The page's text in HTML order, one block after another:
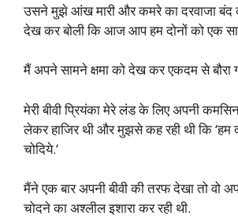
उसने मुझे आंख मारी और कमरे का दरवाजा
देख कर बोली कि आज आप हम दोनों को एक
मैं अपने सामने क्षमा को देख कर एकदम से बौरा
मेरी बीवी प्रियंका मेरे लंड के लिए अपनी
लेकर हाजिर थी और मुझसे कह रही थी कि ‘हम
चोदिये.’
मैंने एक बार अपनी बीवी की तरफ देखा तो वो
चोदने का अश्लील इशारा कर रही थी.